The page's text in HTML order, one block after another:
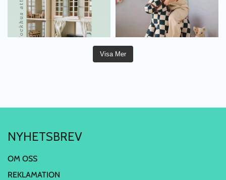
Visa Mer
NYHETSBREV
OM OSS
REKLAMATION